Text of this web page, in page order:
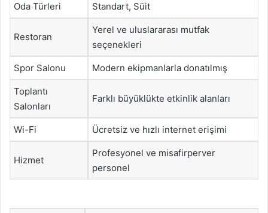
Oda Türleri Standart, Süit
Restoran
Yerel ve uluslararası mutfak
seçenekleri
Spor Salonu Modern ekipmanlarla donatılmış
Toplantı
Salonları
Farklı büyüklükte etkinlik alanları
Wi-Fi Ücretsiz ve hızlı internet erişimi
Hizmet
Profesyonel ve misafirperver
personel